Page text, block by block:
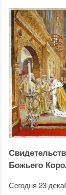
Божьего
Сегодня 23